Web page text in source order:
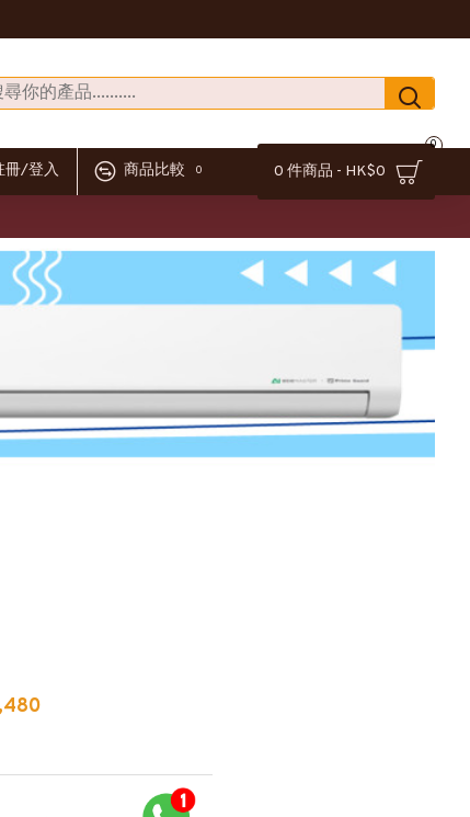
冊/登入 商品比較 0 0 件商品 - HK$0
0